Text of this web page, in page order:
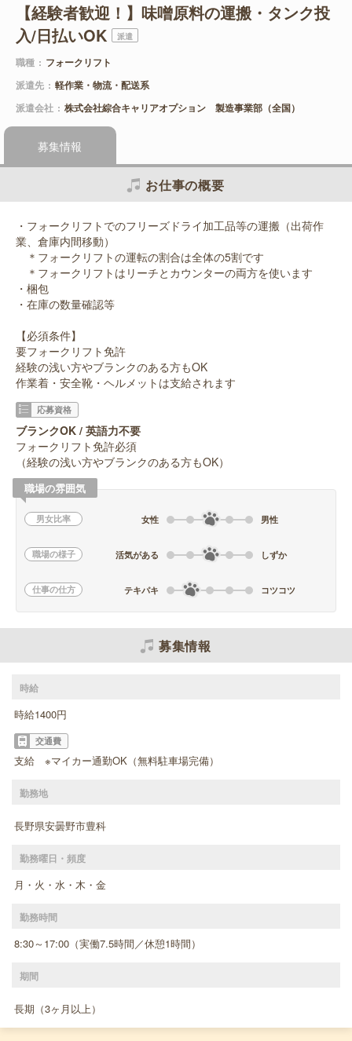
【経験者歓迎！】味噌原料の運搬・タンク投
入/日払いOK
派遣
職種
フォークリフト
派遣先
軽作業・物流・配送系
派遣会社
株式会社綜合キャリアオプション 製造事業部（全国）
募集情報
お仕事の概要
・フォークリフトでのフリーズドライ加工品等の運搬（出荷作
業、倉庫内間移動）
＊フォークリフトの運転の割合は全体の5割です
＊フォークリフトはリーチとカウンターの両方を使います
・梱包
・在庫の数量確認等
【必須条件】
要フォークリフト免許
経験の浅い方やブランクのある方もOK
作業着・安全靴・ヘルメットは支給されます
応募資格
ブランクOK / 英語力不要
フォークリフト免許必須
（経験の浅い方やブランクのある方もOK）
職場の雰囲気
男女比率 女性 男性
職場の様子 活気がある しずか
仕事の仕方 テキパキ コツコツ
募集情報
時給
時給1400円
交通費
支給 ※マイカー通勤OK（無料駐車場完備）
勤務地
長野県安曇野市豊科
勤務曜日・頻度
月・火・水・木・金
勤務時間
8:30～17:00（実働7.5時間／休憩1時間）
期間
長期（3ヶ月以上）